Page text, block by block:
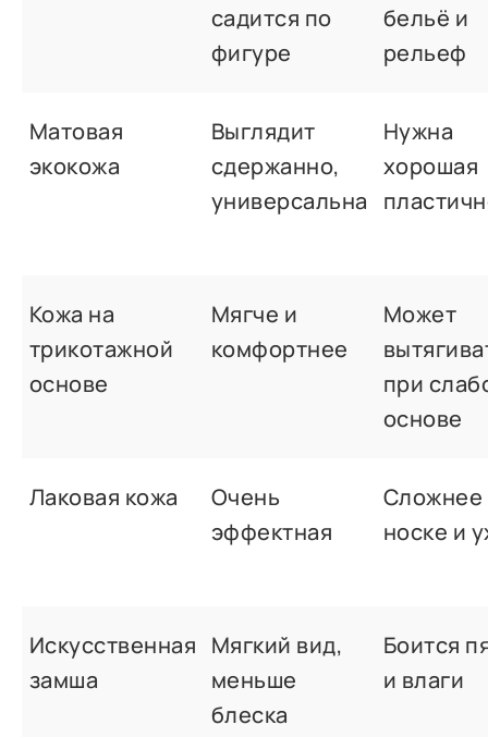
садится по
фигуре
бельё и
рельеф
Матовая
экокожа
Выглядит
сдержанно,
универсальна
Нужна
хорошая
Кожа на
трикотажной
основе
Мягче и
комфортнее
Может
при
основе
Лаковая кожа
Очень
эффектная
Сложнее
носке и
Искусственная
замша
Мягкий вид,
меньше
блеска
Боится
и влаги